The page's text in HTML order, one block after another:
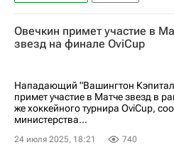
Национальная хоккейная лига
Филадельфия Флайерз
Владимир Тарасенко
Яков
Данила Юров
Овечкин примет участие в
звезд на финале OviCup
Нападающий "Вашингтон
примет участие в Матче звезд в
же хоккейного турнира OviCup,
министерства...
24 июля 2025, 18:21 740